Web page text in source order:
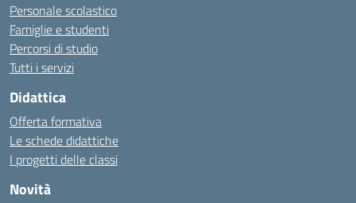
Personale scolastico
Famiglie e studenti
Percorsi di studio
Tutti i servizi
Didattica
Offerta formativa
Le schede didattiche
I progetti delle classi
Novità